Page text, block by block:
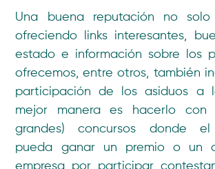
Una buena reputación no solo
ofreciendo links interesantes,
estado e información sobre los
ofrecemos, entre otros, también
participación de los asiduos a
mejor manera es hacerlo con
grandes) concursos donde el
pueda ganar un premio o un
empresa por participar